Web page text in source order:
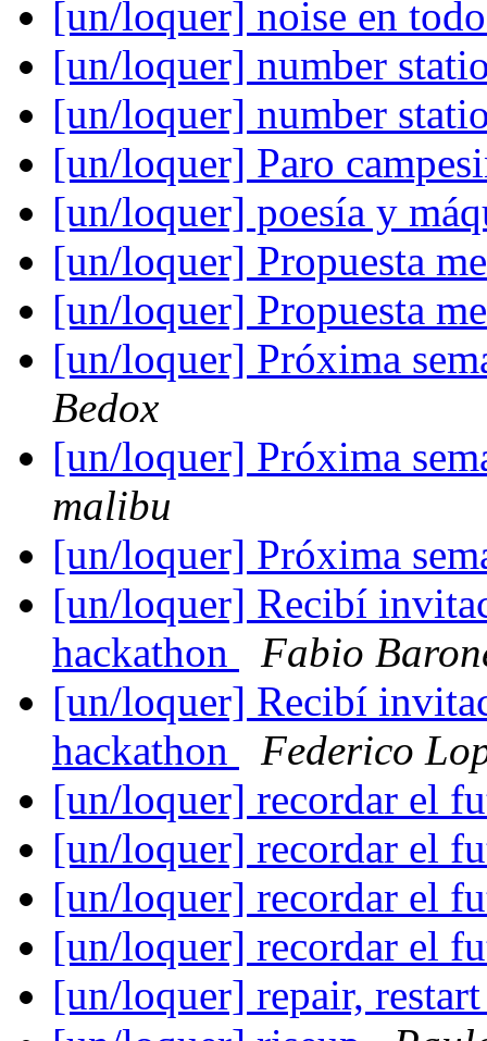
[un/loquer] noise en
[un/loquer] number
[un/loquer] number
[un/loquer] Paro
[un/loquer] poesía y
[un/loquer] Propuesta
[un/loquer] Propuesta
[un/loquer] Próxima
Bedox
[un/loquer] Próxima
malibu
[un/loquer] Próxima
[un/loquer] Recibí
hackathon
Fabio
[un/loquer] Recibí
hackathon
Federico
[un/loquer] recordar el
[un/loquer] recordar el
[un/loquer] recordar el
[un/loquer] recordar el
[un/loquer] repair,